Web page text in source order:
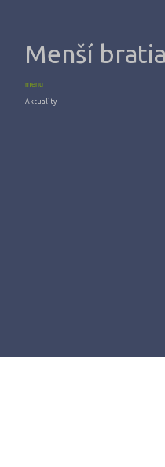
Menší
menu
Aktuality